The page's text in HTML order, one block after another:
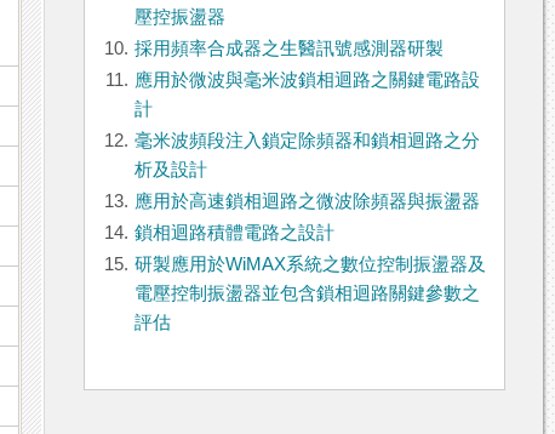
壓控振盪器
10. 採用頻率合成器之生醫訊號感測器研製
11. 應用於微波與毫米波鎖相迴路之關鍵電路設
計
12. 毫米波頻段注入鎖定除頻器和鎖相迴路之分
析及設計
13. 應用於高速鎖相迴路之微波除頻器與振盪器
14. 鎖相迴路積體電路之設計
15. 研製應用於WiMAX系統之數位控制振盪器及
電壓控制振盪器並包含鎖相迴路關鍵參數之
評估